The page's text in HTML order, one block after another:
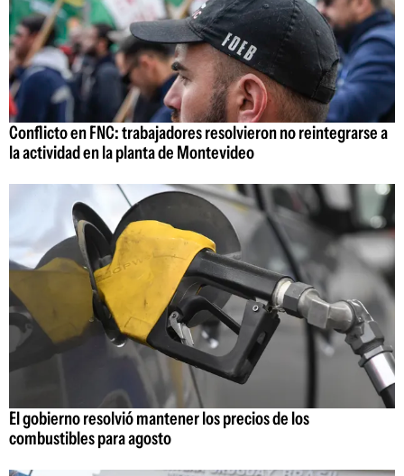
Conflicto en FNC: trabajadores resolvieron no reintegrarse a
la actividad en la planta de Montevideo
El gobierno resolvió mantener los precios de los
combustibles para agosto